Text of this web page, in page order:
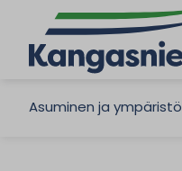
Asuminen ja ympäristö